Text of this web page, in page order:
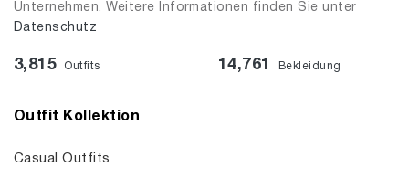
Unternehmen. Weitere Informationen finden Sie unter
Datenschutz
3,815 Outfits 14,761 Bekleidung
Outfit Kollektion
Casual Outfits